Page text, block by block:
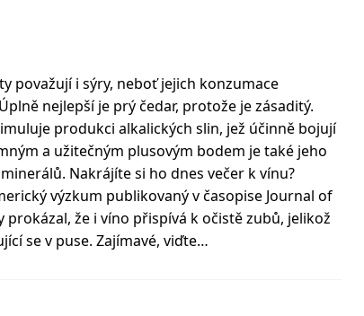
považují i sýry, neboť jejich konzumace
nejlepší je prý čedar, protože je zásaditý.
produkci alkalických slin, jež účinně bojují
a užitečným plusovým bodem je také jeho
Nakrájíte si ho dnes večer k vínu?
výzkum publikovaný v časopise Journal of
že i víno přispívá k očistě zubů, jelikož
se v puse. Zajímavé, viďte…